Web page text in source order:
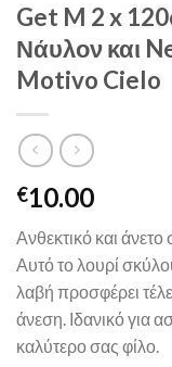
Get M 2 x
Νάυλον και
Motivo Cielo
€10.00
Ανθεκτικό και
Αυτό το λουρί
λαβή προσφέρει
άνεση. Ιδανικό για
καλύτερο σας φίλο.